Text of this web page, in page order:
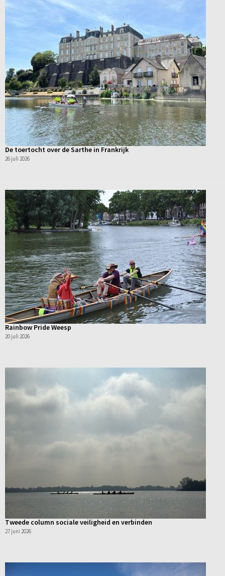
De toertocht over de Sarthe in Frankrijk
26 juli 2026
Rainbow Pride Weesp
20 juli 2026
Tweede column sociale veiligheid en verbinden
27 juni 2026